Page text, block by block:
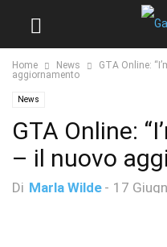
Home News
GTA Online:
aggiornamento
News
GTA Online:
– il nuovo
Di Marla Wilde - 17